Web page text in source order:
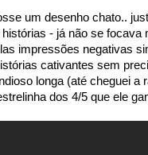
um desenho chato..
- já não se focava
impressões negativas
cativantes sem
longa (até cheguei a
dos 4/5 que ele